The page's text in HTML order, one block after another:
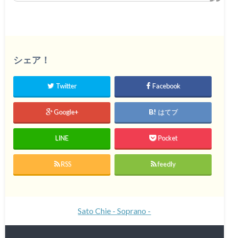
シェア！
Twitter Facebook
Google+ はてブ
LINE Pocket
RSS feedly
Sato Chie - Soprano -